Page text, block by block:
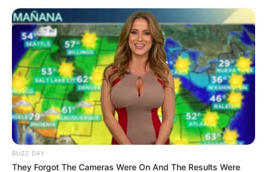
BUZZ DAY
They Forgot The Cameras Were On And The Results Were